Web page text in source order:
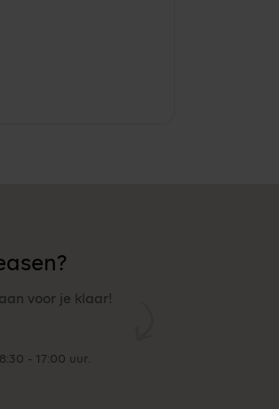
voor je klaar!
- 17:00 uur.